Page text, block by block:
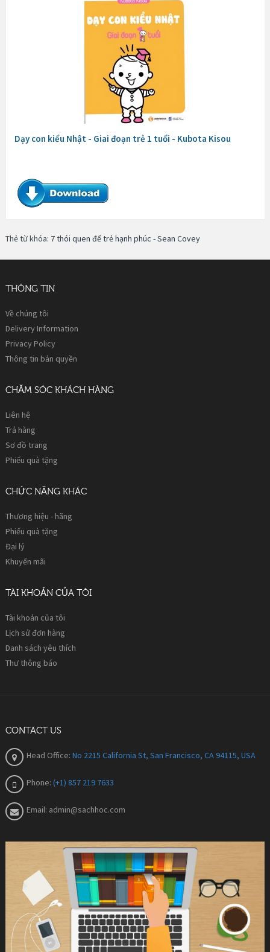
Dạy con kiểu Nhật - Giai đoạn trẻ 1 tuổi - Kubota Kisou
Thẻ từ khóa: 7 thói quen để trẻ hạnh phúc - Sean Covey
THÔNG TIN
Về chúng tôi
Delivery Information
Privacy Policy
Thông tin bản quyền
CHĂM SÓC KHÁCH HÀNG
Liên hệ
Trả hàng
Sơ đồ trang
Phiếu quà tặng
CHỨC NĂNG KHÁC
Thương hiệu - hãng
Phiếu quà tặng
Đại lý
Khuyến mãi
TÀI KHOẢN CỦA TÔI
Tài khoản của tôi
Lịch sử đơn hàng
Danh sách yêu thích
Thư thông báo
CONTACT US
Head Office: No 2215 California St, San Francisco, CA 94115, USA
Phone: (+1) 857 219 7633
Email: admin@sachhoc.com